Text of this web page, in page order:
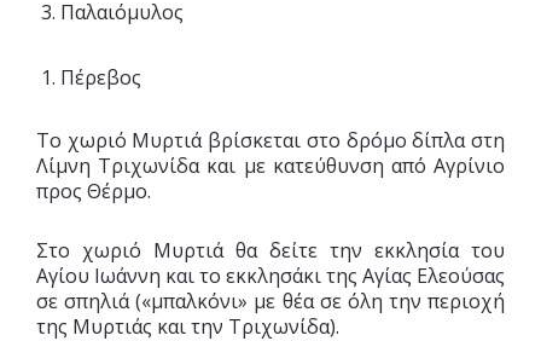
Παλαιόμυλος
Πέρεβος
Το χωριό Μυρτιά βρίσκεται στο δρόμο δίπλα στη
Λίμνη Τριχωνίδα και με κατεύθυνση από Αγρίνιο
προς Θέρμο.
Στο χωριό Mυρτιά θα δείτε την εκκλησία του
Aγίου Iωάννη και το εκκλησάκι της Aγίας Eλεούσας
σε σπηλιά («μπαλκόνι» με θέα σε όλη την περιοχή
της Mυρτιάς και την Tριχωνίδα).